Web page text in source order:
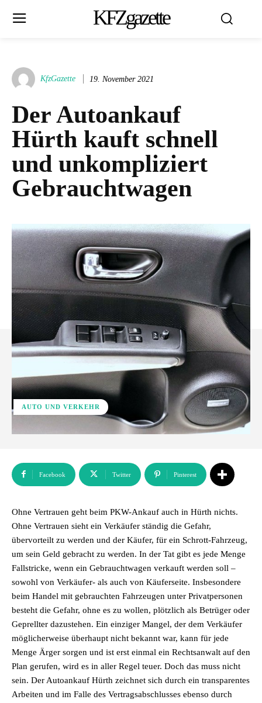
KFZgazette
KfzGazette 19. November 2021
Der Autoankauf
Hürth kauft schnell
und unkompliziert
Gebrauchtwagen
AUTO UND VERKEHR
Facebook Twitter Pinterest
Ohne Vertrauen geht beim PKW-Ankauf auch in Hürth nichts.
Ohne Vertrauen sieht ein Verkäufer ständig die Gefahr,
übervorteilt zu werden und der Käufer, für ein Schrott-Fahrzeug,
um sein Geld gebracht zu werden. In der Tat gibt es jede Menge
Fallstricke, wenn ein Gebrauchtwagen verkauft werden soll –
sowohl von Verkäufer- als auch von Käuferseite. Insbesondere
beim Handel mit gebrauchten Fahrzeugen unter Privatpersonen
besteht die Gefahr, ohne es zu wollen, plötzlich als Betrüger oder
Geprellter dazustehen. Ein einziger Mangel, der dem Verkäufer
möglicherweise überhaupt nicht bekannt war, kann für jede
Menge Ärger sorgen und ist erst einmal ein Rechtsanwalt auf den
Plan gerufen, wird es in aller Regel teuer. Doch das muss nicht
sein. Der Autoankauf Hürth zeichnet sich durch ein transparentes
Arbeiten und im Falle des Vertragsabschlusses ebenso durch